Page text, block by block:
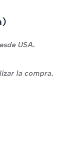
USA.
la compra.